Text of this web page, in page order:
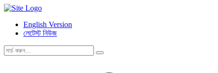
English Version
লেটেস্ট নিউজ